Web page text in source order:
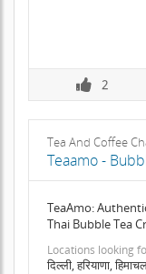
2
Tea And Coffee
Teaamo -
TeaAmo:
Thai Bubble Tea
Locations looking
दिल्ली, हरियाणा,